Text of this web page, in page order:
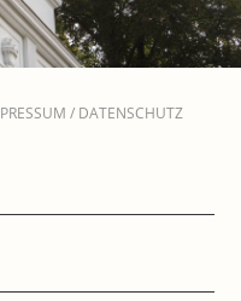
/ DATENSCHUTZ